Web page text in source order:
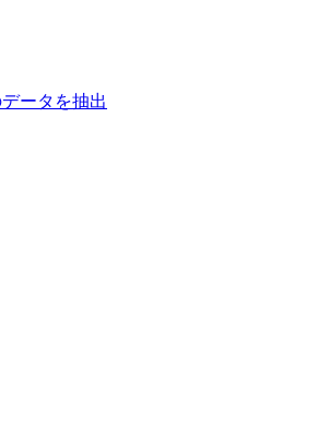
ータを抽出